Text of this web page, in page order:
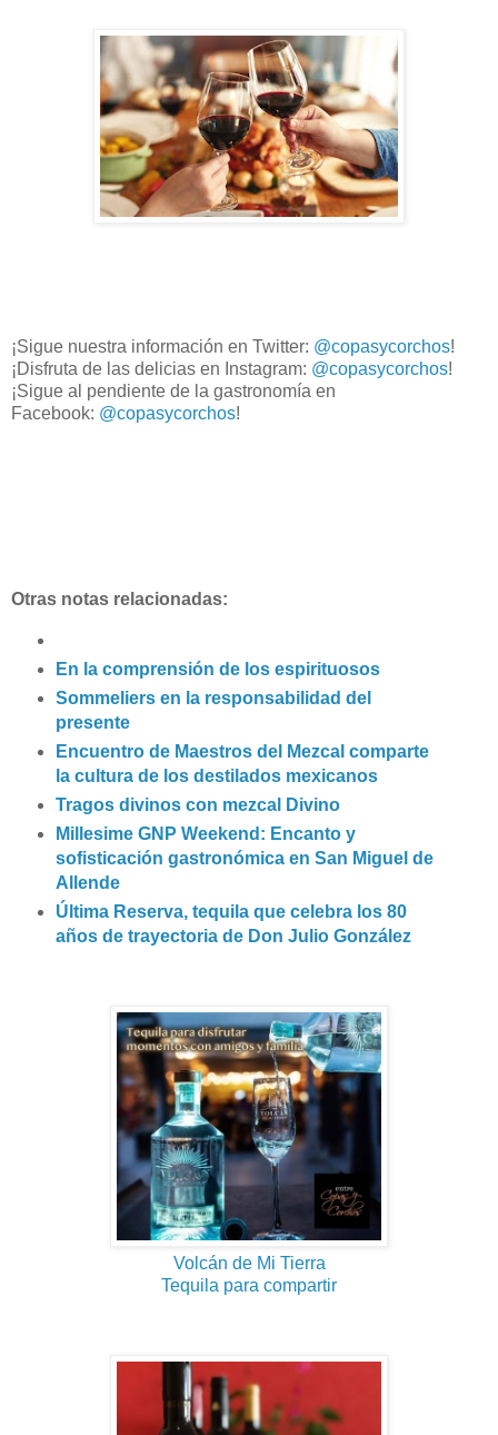
¡Sigue nuestra información en Twitter: @copasycorchos!
¡Disfruta de las delicias en Instagram: @copasycorchos!
¡Sigue al pendiente de la gastronomía en
Facebook: @copasycorchos!
Otras notas relacionadas:
En la comprensión de los espirituosos
Sommeliers en la responsabilidad del
presente
Encuentro de Maestros del Mezcal comparte
la cultura de los destilados mexicanos
Tragos divinos con mezcal Divino
Millesime GNP Weekend: Encanto y
sofisticación gastronómica en San Miguel de
Allende
Última Reserva, tequila que celebra los 80
años de trayectoria de Don Julio González
Volcán de Mi Tierra
Tequila para compartir